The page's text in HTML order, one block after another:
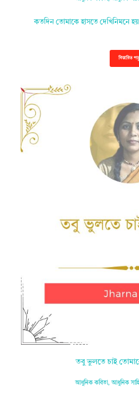
কতদিন তোমাকে হাসতে দেখিনিমনে
বিস্তারিত
তবু ভুলতে চাই
আধুনিক কবিতা,আধুনিক